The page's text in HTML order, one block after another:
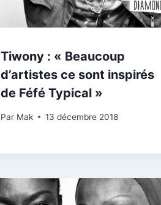
Tiwony : « Beaucoup
d’artistes ce sont inspirés
de Féfé Typical »
Par Mak 13 décembre 2018